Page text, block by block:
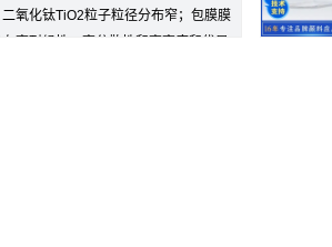
氧化钛TiO2粒子粒径分布窄；包膜膜